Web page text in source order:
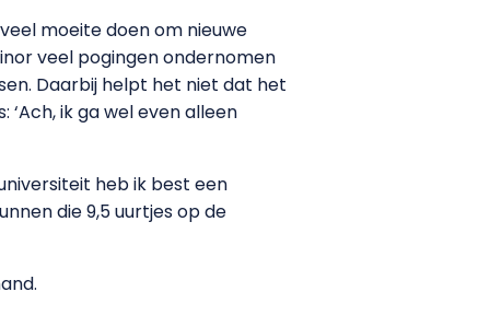
moeite doen om nieuwe
veel pogingen ondernomen
Daarbij helpt het niet dat het
ik ga wel even alleen
heb ik best een
die 9,5 uurtjes op de